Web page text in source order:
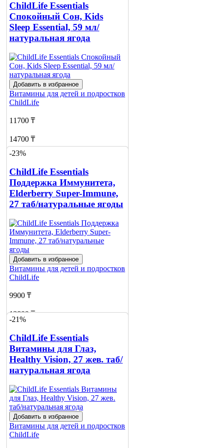
ChildLife Essentials
Спокойный Сон, Kids
Sleep Essential, 59 мл/
натуральная ягода
Добавить в избранное
Витамины для детей и подростков
ChildLife
11700 ₸
14700 ₸
Добавить в корзину
-23%
ChildLife Essentials
Поддержка Иммунитета,
Elderberry Super-Immune,
27 таб/натуральные ягоды
Добавить в избранное
Витамины для детей и подростков
ChildLife
9900 ₸
12800 ₸
-21%
ChildLife Essentials
Витамины для Глаз,
Healthy Vision, 27 жев. таб/
натуральная ягода
Добавить в избранное
Витамины для детей и подростков
ChildLife